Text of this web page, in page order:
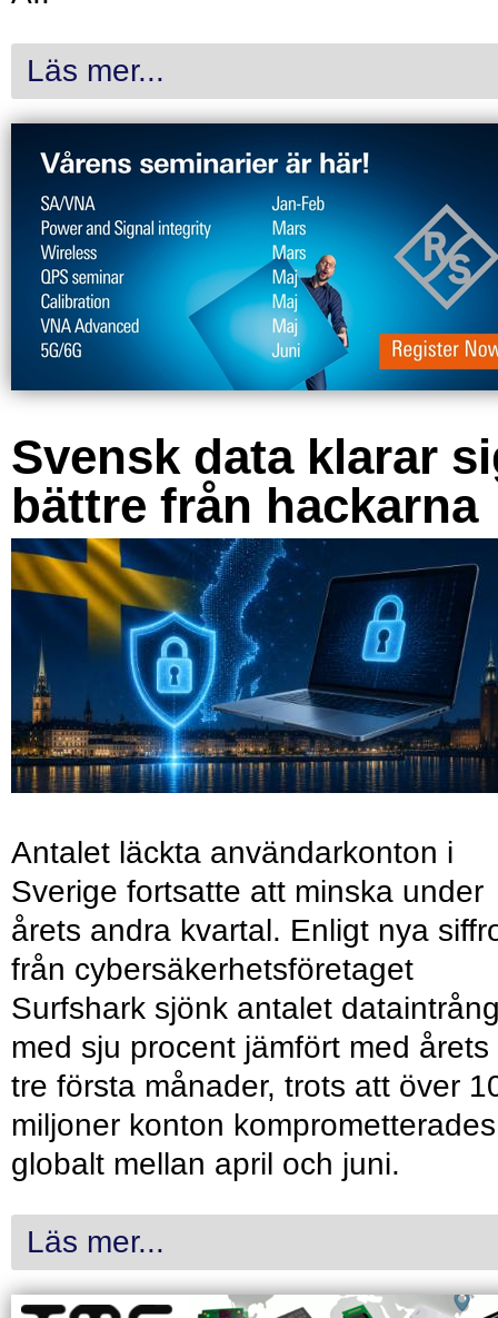
Läs mer...
Svensk data klarar
bättre från hackarna
Antalet läckta användarkonton i
Sverige fortsatte att minska under
årets andra kvartal. Enligt nya
från cybersäkerhetsföretaget
Surfshark sjönk antalet
med sju procent jämfört med årets
tre första månader, trots att över
miljoner konton komprometterades
globalt mellan april och juni.
Läs mer...